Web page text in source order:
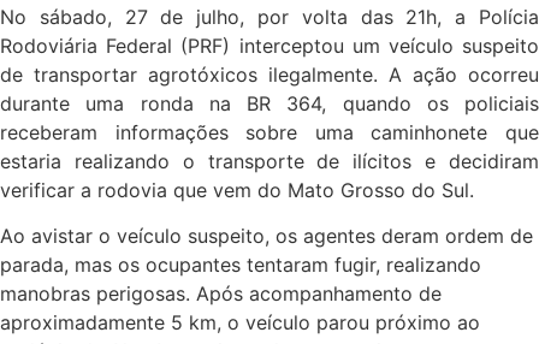
No sábado, 27 de julho, por volta das 21h, a Polícia
Rodoviária Federal (PRF) interceptou um veículo suspeito
de transportar agrotóxicos ilegalmente. A ação ocorreu
durante uma ronda na BR 364, quando os policiais
receberam informações sobre uma caminhonete que
estaria realizando o transporte de ilícitos e decidiram
verificar a rodovia que vem do Mato Grosso do Sul.
Ao avistar o veículo suspeito, os agentes deram ordem de
parada, mas os ocupantes tentaram fugir, realizando
manobras perigosas. Após acompanhamento de
aproximadamente 5 km, o veículo parou próximo ao